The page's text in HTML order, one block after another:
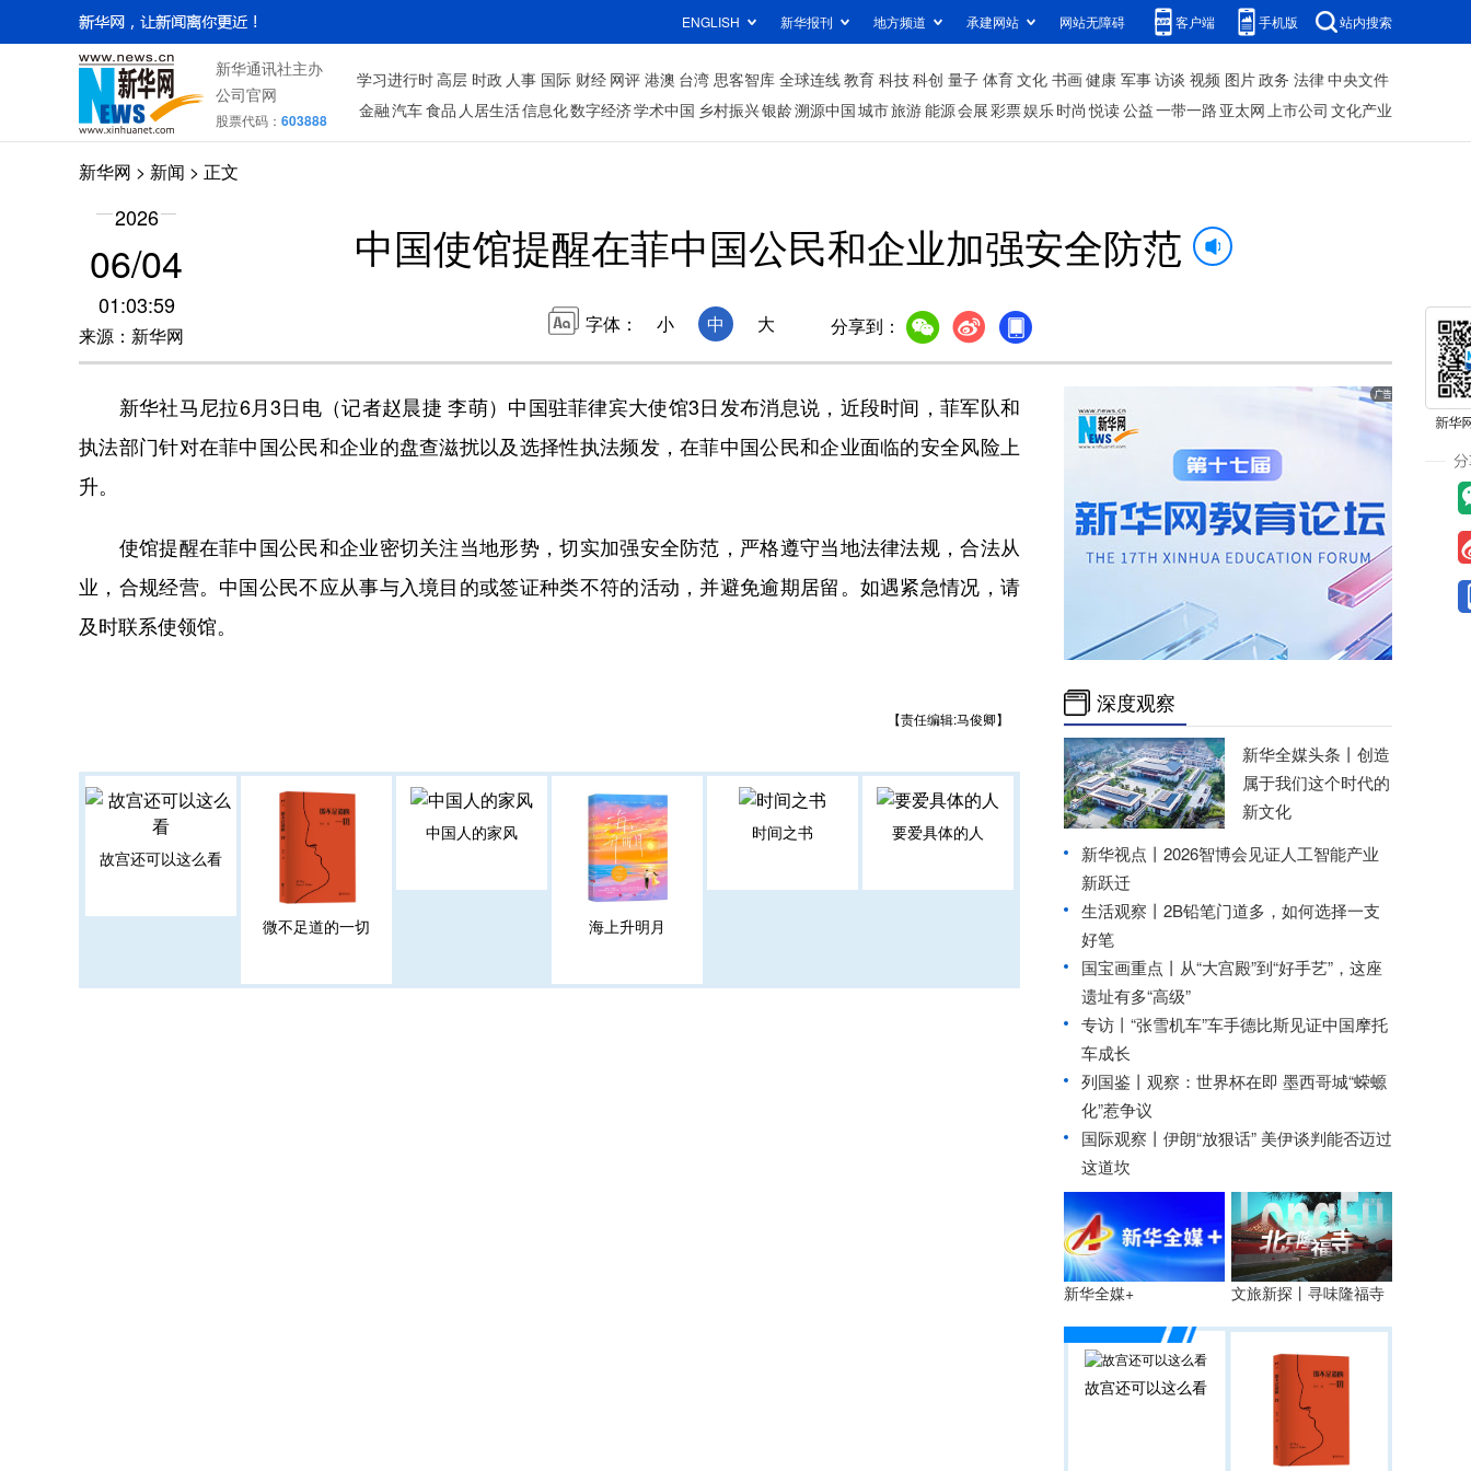
ENGLISH 新华报刊 地方频道 承建网站 网站无障碍 客户端 手机版 站内搜索
新华通讯社主办
公司官网
股票代码： 603888
学习进行时高层 时政 人事 国际 财经 网评 港澳 台湾 思客智库 全球连线教育 科技科创 量子 体育文化 书画健康 军事访谈 视频 图片政务 法律中央文件
金融汽车食品 人居生活信息化数字经济学术中国 乡村振兴银龄溯源中国城市旅游能源会展彩票娱乐时尚 悦读公益一带一路 亚太网上市公司 文化产业
新华网 > 新闻 > 正文
2026
06/04
01:03:59
来源：新华网
中国使馆提醒在菲中国公民和企业加强安全防范
字体： 小 中 大 分享到：
新华社马尼拉6月3日电（记者赵晨捷 李萌）中国驻菲律宾大使馆3日发布消息说，近段时间，菲军队和
执法部门针对在菲中国公民和企业的盘查滋扰以及选择性执法频发，在菲中国公民和企业面临的安全风险上
升。
使馆提醒在菲中国公民和企业密切关注当地形势，切实加强安全防范，严格遵守当地法律法规，合法从
业，合规经营。中国公民不应从事与入境目的或签证种类不符的活动，并避免逾期居留。如遇紧急情况，请
及时联系使领馆。
【责任编辑:马俊卿】
故宫还可以这么看
微不足道的一切
中国人的家风
海上升明月
时间之书 要爱具体的人
深度观察
新华全媒头条丨 创造
属于我们这个时代的
新文化
新华视点丨 2026智博会见证人工智能产业
新跃迁
生活观察丨2B铅笔门道多，如何选择一支
好笔
国宝画重点丨从“大宫殿”到“好手艺”，这座
遗址有多“高级”
专访丨“张雪机车”车手德比斯见证中国摩托
车成长
列国鉴丨观察：世界杯在即 墨西哥城“蝾螈
化”惹争议
国际观察丨 伊朗“放狠话” 美伊谈判能否迈过
这道坎
新华全媒+ 文旅新探丨寻味隆福寺
故宫还可以这么看